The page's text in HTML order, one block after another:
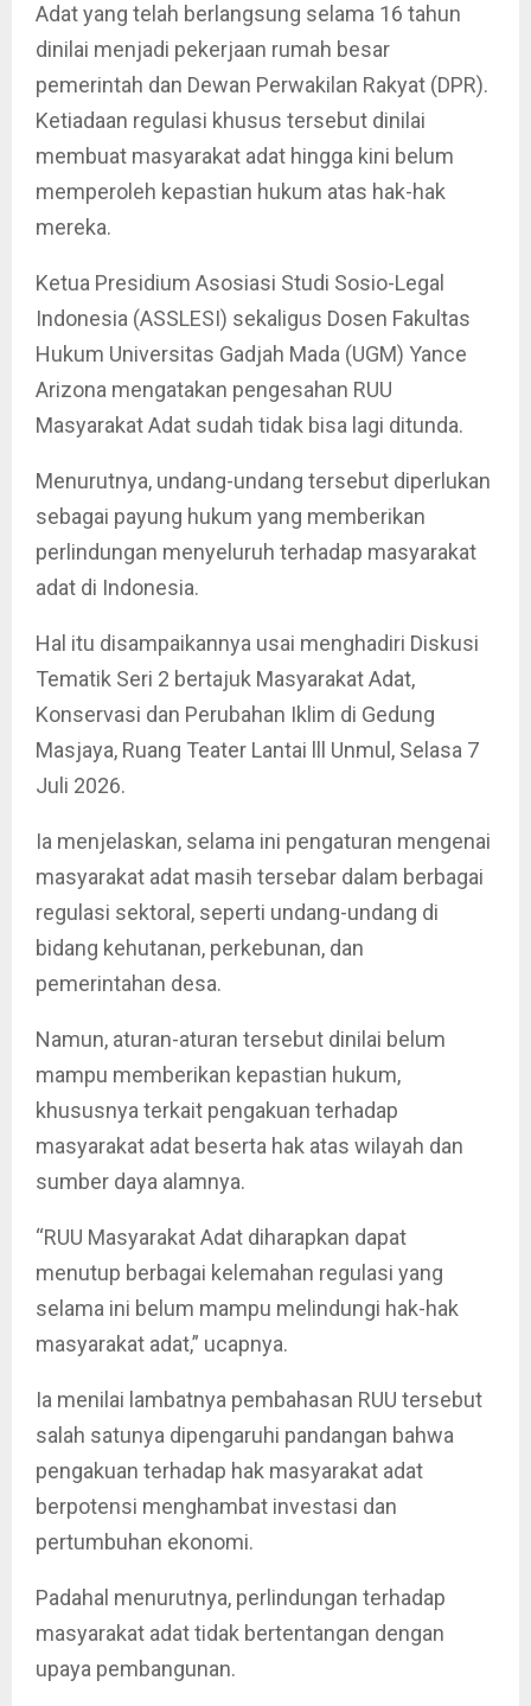
Adat yang telah berlangsung selama 16 tahun
dinilai menjadi pekerjaan rumah besar
pemerintah dan Dewan Perwakilan Rakyat (DPR).
Ketiadaan regulasi khusus tersebut dinilai
membuat masyarakat adat hingga kini belum
memperoleh kepastian hukum atas hak-hak
mereka.
Ketua Presidium Asosiasi Studi Sosio-Legal
Indonesia (ASSLESI) sekaligus Dosen Fakultas
Hukum Universitas Gadjah Mada (UGM) Yance
Arizona mengatakan pengesahan RUU
Masyarakat Adat sudah tidak bisa lagi ditunda.
Menurutnya, undang-undang tersebut diperlukan
sebagai payung hukum yang memberikan
perlindungan menyeluruh terhadap masyarakat
adat di Indonesia.
Hal itu disampaikannya usai menghadiri Diskusi
Tematik Seri 2 bertajuk Masyarakat Adat,
Konservasi dan Perubahan Iklim di Gedung
Masjaya, Ruang Teater Lantai lll Unmul, Selasa 7
Juli 2026.
Ia menjelaskan, selama ini pengaturan mengenai
masyarakat adat masih tersebar dalam berbagai
regulasi sektoral, seperti undang-undang di
bidang kehutanan, perkebunan, dan
pemerintahan desa.
Namun, aturan-aturan tersebut dinilai belum
mampu memberikan kepastian hukum,
khususnya terkait pengakuan terhadap
masyarakat adat beserta hak atas wilayah dan
sumber daya alamnya.
“RUU Masyarakat Adat diharapkan dapat
menutup berbagai kelemahan regulasi yang
selama ini belum mampu melindungi hak-hak
masyarakat adat,” ucapnya.
Ia menilai lambatnya pembahasan RUU tersebut
salah satunya dipengaruhi pandangan bahwa
pengakuan terhadap hak masyarakat adat
berpotensi menghambat investasi dan
pertumbuhan ekonomi.
Padahal menurutnya, perlindungan terhadap
masyarakat adat tidak bertentangan dengan
upaya pembangunan.